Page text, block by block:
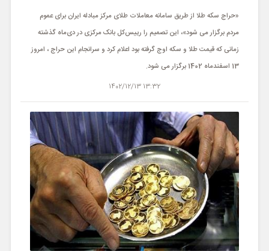
«حراج سکه طلا از طریق سامانه معاملات طلای مرکز مبادله ایران برای عموم
مردم برگزار می شود»، این تصمیم را رییس‌کل بانک مرکزی در دی‌ماه گذشته
زمانی که قیمت طلا و سکه اوج گرفته بود اعلام کرد و سرانجام این حراج ، امروز
13 اسفندماه 1402 برگزار می شود.
13:32 1402/12/13